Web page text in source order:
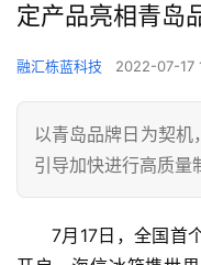
定产品亮相青岛
融汇栋蓝科技 2022-07-17
以青岛品牌日为契机
引导加快进行高质量
7月17日，全国首